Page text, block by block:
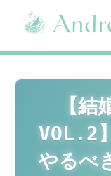
content
【
VOL.2
やるべ